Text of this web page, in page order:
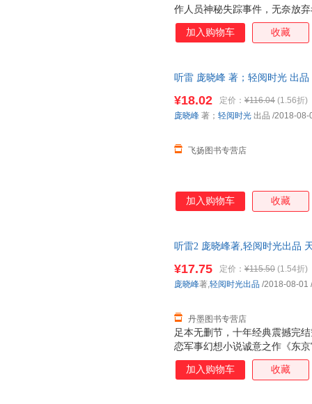
作人员神秘失踪事件，无奈放
候48天个日夜，终于成功拍摄
本； 档案3：091于某地发现
而又神秘的部队，专门负责各
中的神仙岛为什么会有奇特的
死如归的热血青年，数次深入
加入购物车 收藏
听雷 庞晓峰 著；轻阅时光 出
¥18.02 定价： ¥116.04 (1.56折)
飞扬图书专营店
庞晓峰 著； 轻阅时光 出品 /2018-08-
加入购物车 收藏
听雷2 庞晓峰著,轻阅时光出品
足本无删节，十年经典震撼完
恋军事幻想小说诚意之作《东
从未公开的绝密大案推荐阅读
魂记系列：《中国异闻录》系列
¥17.75 定价： ¥115.50 (1.54折)
丹墨图书专营店
庞晓峰著,轻阅时光出品 /2018-08-01 /
加入购物车 收藏